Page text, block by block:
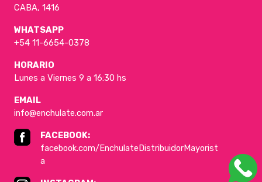
CABA, 1416
WHATSAPP
+54 11-6654-0378
HORARIO
Lunes a Viernes 9 a 16:30 hs
EMAIL
info@enchulate.com.ar
FACEBOOK:
facebook.com/EnchulateDistribuidorMayorist
a